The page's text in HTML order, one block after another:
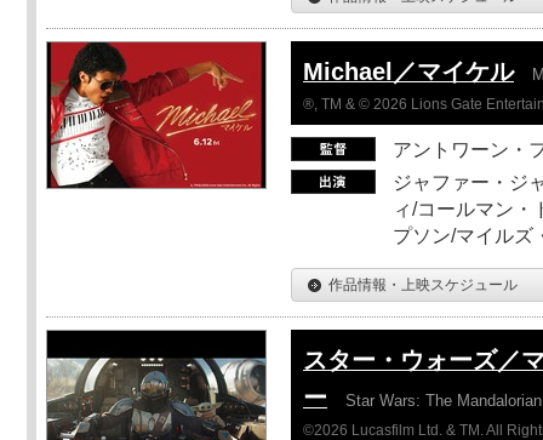
Michael／マイケル
®, TM & © 2026 Lions Gate
アントワーン・
ジャファー・ジ
ィ/コールマン・
プソン/マイルズ
作品情報・上映スケジュール
スター・ウォーズ／
ー
Star Wars: The
©2026 Lucasfilm Ltd. & TM. All